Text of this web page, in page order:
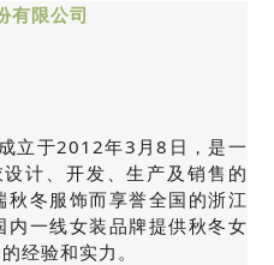
有限公司
立于2012年3月8日，是一
计、开发、生产及销售的
冬服饰而享誉全国的浙江
一线女装品牌提供秋冬女
经验和实力。